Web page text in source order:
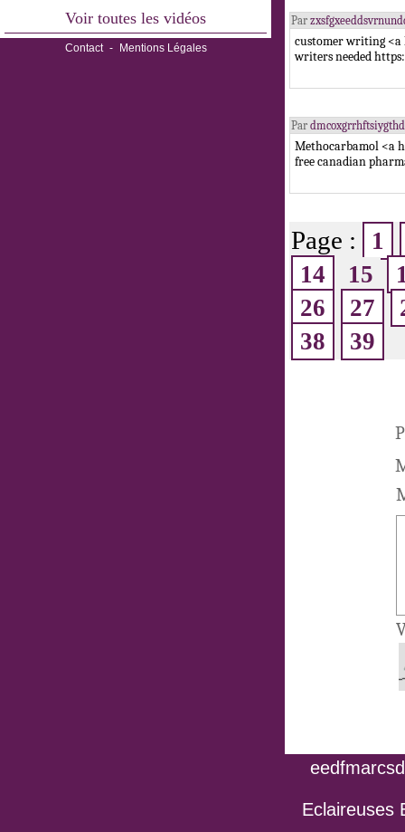
Voir toutes les vidéos
Contact - Mentions Légales
Par
customer writing
writers needed
Par
Methocarbamol <a
free canadian
Page :
1
14
15
26
27
38
39
Eclaireuses